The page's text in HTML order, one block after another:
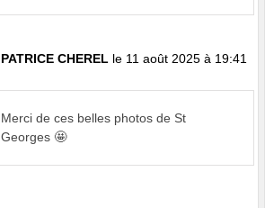
PATRICE CHEREL le 11 août 2025 à 19:41
Merci de ces belles photos de St
Georges 🤩